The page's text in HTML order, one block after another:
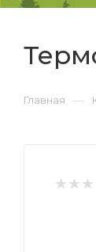
Главная —